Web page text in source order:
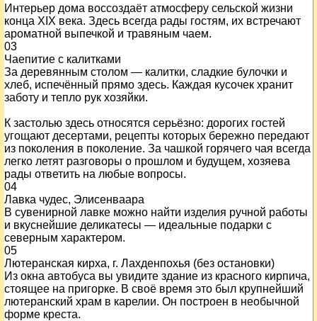
Интерьер дома воссоздаёт атмосферу сельской жизни
конца XIX века. Здесь всегда рады гостям, их встречают
ароматной выпечкой и травяным чаем.
03
Чаепитие с калитками
За деревянным столом — калитки, сладкие булочки и
хлеб, испечённый прямо здесь. Каждая кусочек хранит
заботу и тепло рук хозяйки.
К застолью здесь относятся серьёзно: дорогих гостей
угощают десертами, рецепты которых бережно передают
из поколения в поколение. За чашкой горячего чая всегда
легко летят разговоры о прошлом и будущем, хозяева
рады ответить на любые вопросы.
04
Лавка чудес, Элисенваара
В сувенирной лавке можно найти изделия ручной работы
и вкуснейшие деликатесы — идеальные подарки с
северным характером.
05
Лютеранская кирха, г. Лахденпохья (без остановки)
Из окна автобуса вы увидите здание из красного кирпича,
стоящее на пригорке. В своё время это был крупнейший
лютеранский храм в карелии. Он построен в необычной
форме креста.